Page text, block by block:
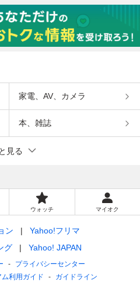
家電、AV、カメラ
本、雑誌
見る
ウォッチ マイオク
ン
Yahoo!フリマ
グ
Yahoo! JAPAN
プライバシーセンター
ム利用ガイド ガイドライン